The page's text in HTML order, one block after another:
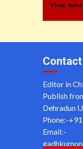
Vinay
Editor in
Publish
Dehradun
Phone:-
Email:-